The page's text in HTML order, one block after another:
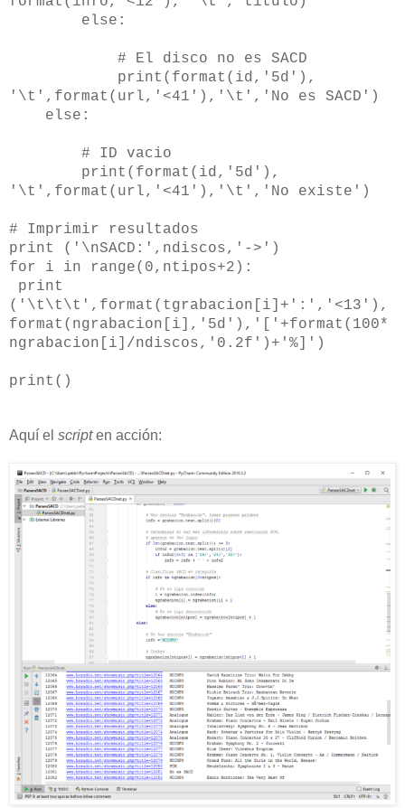
else:
# El disco no es SACD
print(format(id,'5d'),
'\t',format(url,'<41'),'\t','No es SACD')
else:
# ID vacio
print(format(id,'5d'),
'\t',format(url,'<41'),'\t','No existe')
# Imprimir resultados
print ('\nSACD:',ndiscos,'->')
for i in range(0,ntipos+2):
print
('\t\t\t',format(tgrabacion[i]+':','<13'),
format(ngrabacion[i],'5d'),'['+format(100*
ngrabacion[i]/ndiscos,'0.2f')+'%]')
print()
Aquí el scripten acción: